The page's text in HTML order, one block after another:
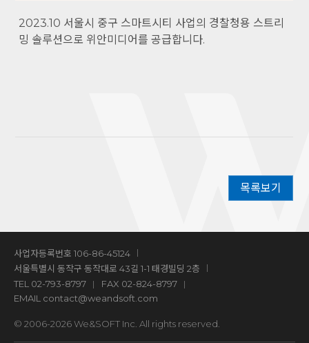
2023.10 서울시 중구 스마트시티 사업의 경찰청용 스트리
밍 솔루션으로 위안미디어를 공급합니다.
목록보기
사업자등록번호 106-86-45124
서울특별시 동작구 동작대로 43길 1-1 태경빌딩 2층
TEL 02-793-8797
FAX 02-824-8797
EMAIL contact@weandsoft.com
© 2006-2026 We&SOFT Inc. All rights reserved.